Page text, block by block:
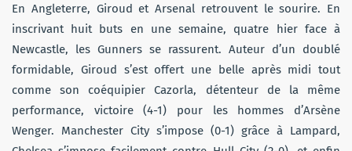
En Angleterre, Giroud et Arsenal retrouvent le sourire. En
inscrivant huit buts en une semaine, quatre hier face à
Newcastle, les Gunners se rassurent. Auteur d’un doublé
formidable, Giroud s’est offert une belle après midi tout
comme son coéquipier Cazorla, détenteur de la même
performance, victoire (4-1) pour les hommes d’Arsène
Wenger. Manchester City s’impose (0-1) grâce à Lampard,